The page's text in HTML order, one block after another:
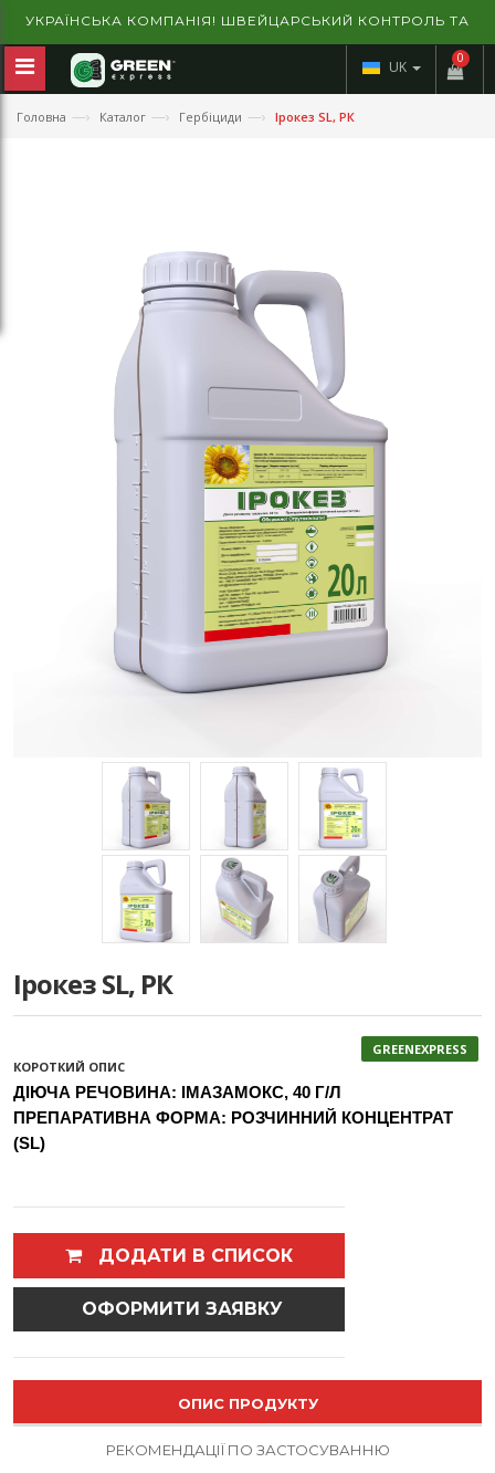
УКРАЇНСЬКА КОМПАНІЯ! ШВЕЙЦАРСЬКИЙ КОНТРОЛЬ ТА
ГАРАНТІЯ ЯКОСТІ!
0
UK
Головна —› Каталог —› Гербіциди —› Ірокез SL, РК
Ірокез SL, РК
GREENEXPRESS
КОРОТКИЙ ОПИС
ДІЮЧА РЕЧОВИНА: ІМАЗАМОКС, 40 Г/Л
ПРЕПАРАТИВНА ФОРМА: РОЗЧИННИЙ КОНЦЕНТРАТ
(SL)
ДОДАТИ В СПИСОК
ОФОРМИТИ ЗАЯВКУ
ОПИС ПРОДУКТУ
РЕКОМЕНДАЦІЇ ПО ЗАСТОСУВАННЮ